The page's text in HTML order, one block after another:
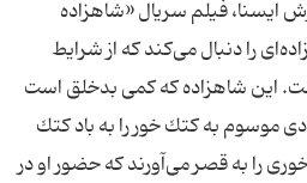
ایسنا، فیلم سریال «شاهزاده
را دنبال می‌كند كه از شرایط
این شاهزاده كه كمی بدخلق است
موسوم به كتك خور را به باد كتك
را به قصر می‌آورند كه حضور او در